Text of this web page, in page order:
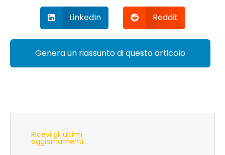
LinkedIn Reddit
Genera un riassunto di questo articolo
Ricevi gli ultimi
aggiornamenti